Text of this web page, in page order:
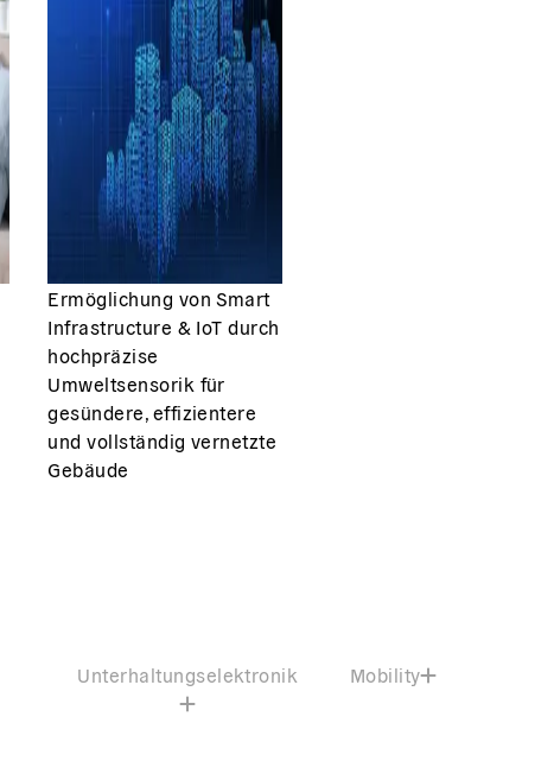
Ermöglichung von Smart
Infrastructure & IoT durch
hochpräzise
Umweltsensorik für
gesündere, effizientere
und vollständig vernetzte
Gebäude
Unterhaltungselektronik Mobility